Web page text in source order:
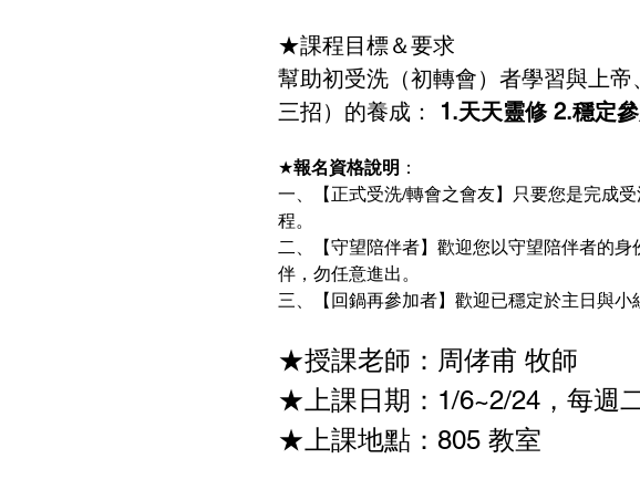
★課程目標＆要求
幫助初受洗（初轉會）者學習與上
三招）的養成：
1.天天靈修 2.穩定
★報名資格說明 ：
一、【正式受洗/轉會之會友】只要您是完成
程。
二、【守望陪伴者】歡迎您以守望陪伴者的
伴，勿任意進出。
三、【回鍋再參加者】歡迎已穩定於主日與小
★授課老師：周侾甫 牧師
★上課日期：1/6~2/24，每週
★上課地點：805 教室